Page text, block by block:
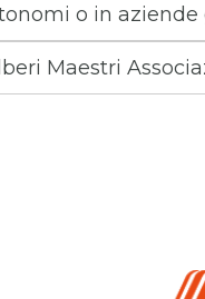
o in aziende
Maestri